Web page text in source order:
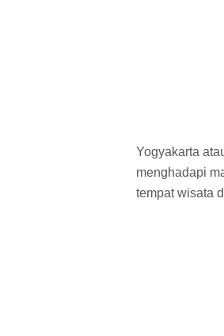
Yogyakarta
menghadapi
tempat wisata